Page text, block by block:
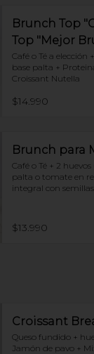
Brunch Top "Ganador The
Top "Mejor
Café o Té a elección
base palta +
Croissant Nutella
$14.990
Brunch para
Café o Té + 2
palta o tomate en
integral con
$13.990
Croissant
Queso fundido +
Jamón de pavo +